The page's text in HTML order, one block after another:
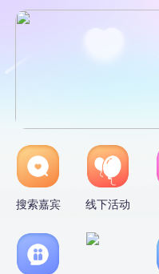
搜索嘉宾 线下活动